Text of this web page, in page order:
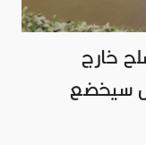
خارج
بعد 30 أيلول سيخضع